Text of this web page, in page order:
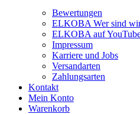
Bewertungen
ELKOBA Wer sind
ELKOBA auf
Impressum
Karriere und Jobs
Versandarten
Zahlungsarten
Kontakt
Mein Konto
Warenkorb